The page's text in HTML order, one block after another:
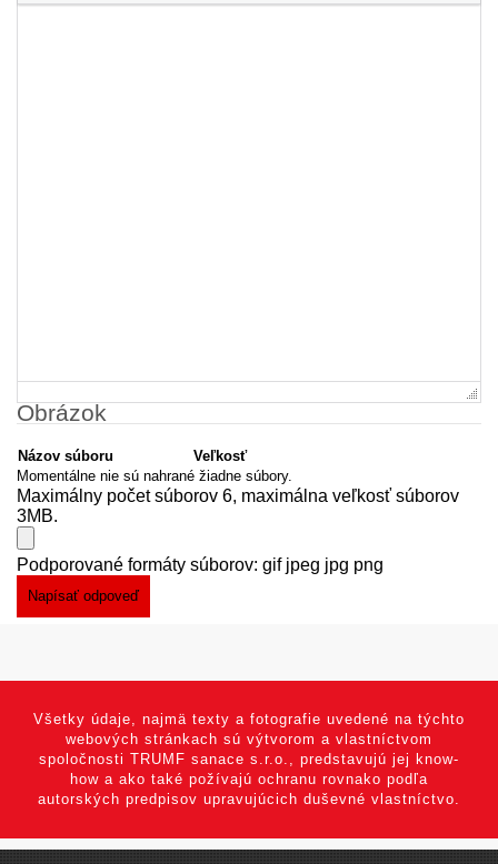
Obrázok
Názov súboru
Veľkosť
Momentálne nie sú nahrané žiadne súbory.
Maximálny počet súborov 6, maximálna veľkosť súborov
3MB.
Podporované formáty súborov: gif jpeg jpg png
Všetky údaje, najmä texty a fotografie uvedené na týchto
webových stránkach sú výtvorom a vlastníctvom
spoločnosti TRUMF sanace s.r.o., predstavujú jej know-
how a ako také požívajú ochranu rovnako podľa
autorských predpisov upravujúcich duševné vlastníctvo.